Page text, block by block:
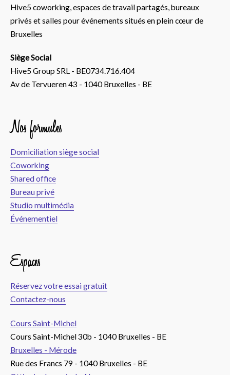
Hive5 coworking, espaces de travail partagés, bureaux
privés et salles pour événements situés en plein cœur de
Bruxelles
Siège Social
Hive5 Group SRL - BE0734.716.404
Av de Tervueren 43 - 1040 Bruxelles - BE
Nos formules
Domiciliation siège social
Coworking
Shared office
Bureau privé
Studio multimédia
Événementiel
Espaces
Réservez votre essai gratuit
Contactez-nous
Cours Saint-Michel
Cours Saint-Michel 30b - 1040 Bruxelles - BE
Bruxelles - Mérode
Rue des Francs 79 - 1040 Bruxelles - BE